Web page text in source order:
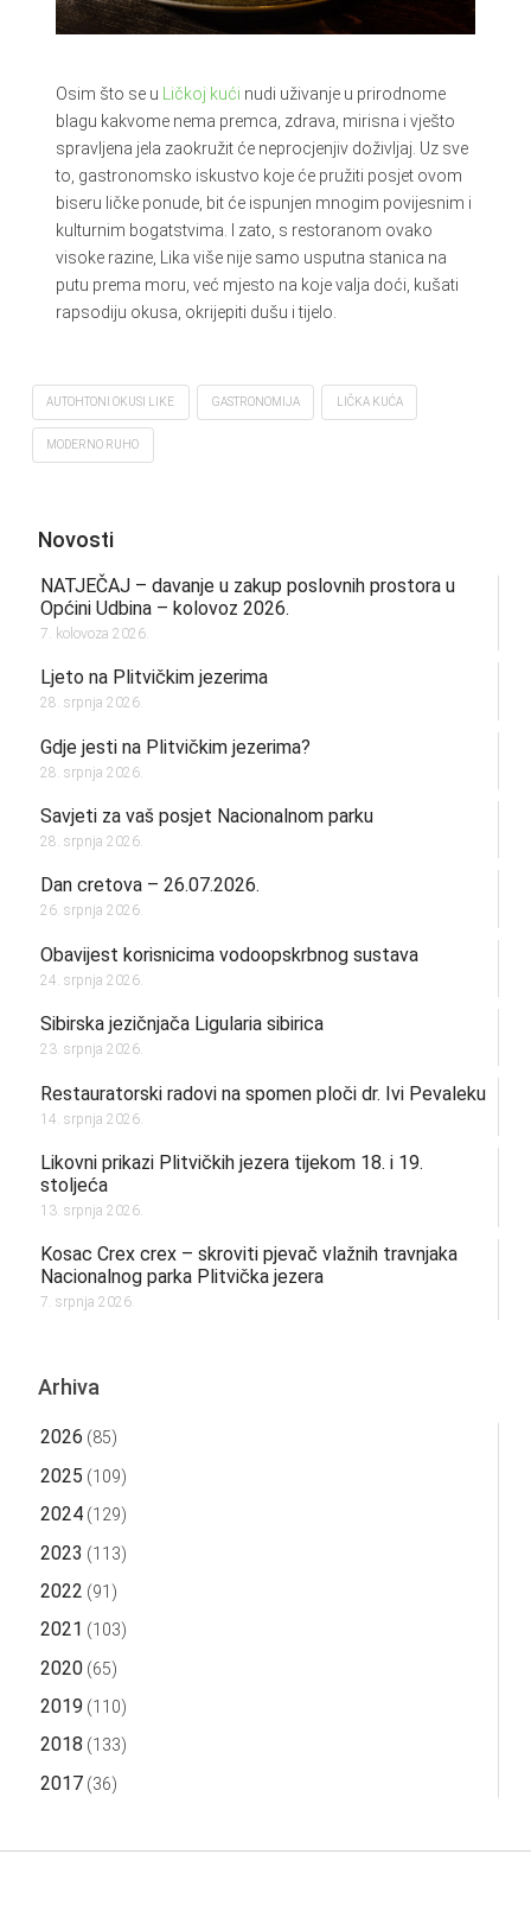
Osim što se u Ličkoj kući nudi uživanje u prirodnome
blagu kakvome nema premca, zdrava, mirisna i vješto
spravljena jela zaokružit će neprocjenjiv doživljaj. Uz sve
to, gastronomsko iskustvo koje će pružiti posjet ovom
biseru ličke ponude, bit će ispunjen mnogim povijesnim i
kulturnim bogatstvima. I zato, s restoranom ovako
visoke razine, Lika više nije samo usputna stanica na
putu prema moru, već mjesto na koje valja doći, kušati
rapsodiju okusa, okrijepiti dušu i tijelo.
AUTOHTONI OKUSI LIKE GASTRONOMIJA LIČKA KUĆA
MODERNO RUHO
Novosti
NATJEČAJ – davanje u zakup poslovnih prostora u
Općini Udbina – kolovoz 2026.
7. kolovoza 2026.
Ljeto na Plitvičkim jezerima
28. srpnja 2026.
Gdje jesti na Plitvičkim jezerima?
28. srpnja 2026.
Savjeti za vaš posjet Nacionalnom parku
28. srpnja 2026.
Dan cretova – 26.07.2026.
26. srpnja 2026.
Obavijest korisnicima vodoopskrbnog sustava
24. srpnja 2026.
Sibirska jezičnjača Ligularia sibirica
23. srpnja 2026.
Restauratorski radovi na spomen ploči dr. Ivi Pevaleku
14. srpnja 2026.
Likovni prikazi Plitvičkih jezera tijekom 18. i 19.
stoljeća
13. srpnja 2026.
Kosac Crex crex – skroviti pjevač vlažnih travnjaka
Nacionalnog parka Plitvička jezera
7. srpnja 2026.
Arhiva
2026 (85)
2025 (109)
2024(129)
2023 (113)
2022 (91)
2021 (103)
2020(65)
2019 (110)
2018 (133)
2017(36)